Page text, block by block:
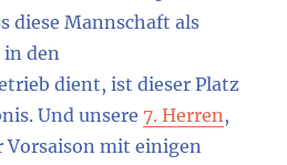
diese Mannschaft als
in den
dient, ist dieser Platz
Und unsere7. Herren,
Vorsaison mit einigen